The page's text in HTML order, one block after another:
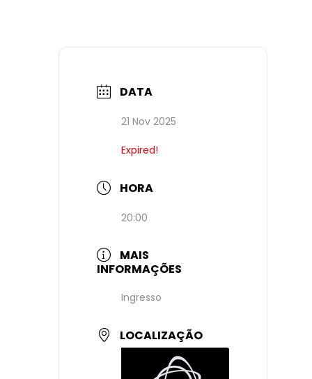
DATA
21 Nov 2025
Expired!
HORA
20:00
MAIS
INFORMAÇÕES
Ingresso
LOCALIZAÇÃO